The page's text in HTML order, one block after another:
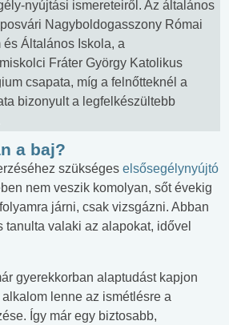
nyújtási ismereteiről. Az általános
Nagyboldogasszony Római
Általános Iskola, a
Fráter György Katolikus
csapata, míg a felnőtteknél a
bizonyult a legfelkészültebb
a baj?
szükséges elsősegélynyújtó
nem veszik komolyan, sőt évekig
járni, csak vizsgázni. Abban
tanulta valaki az alapokat, idővel
gyerekkorban alaptudást kapjon
lenne az ismétlésre a
Így már egy biztosabb,